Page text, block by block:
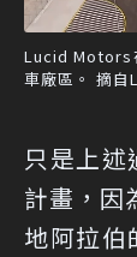
Lucid Motors
車廠區。 摘
只是上述
計畫，
地阿拉伯